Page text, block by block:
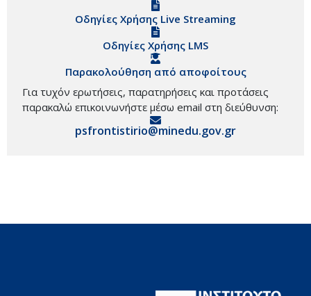
Οδηγίες Χρήσης Live Streaming
Οδηγίες Χρήσης LMS
Παρακολούθηση από αποφοίτους
Για τυχόν ερωτήσεις, παρατηρήσεις και προτάσεις
παρακαλώ επικοινωνήστε μέσω email στη διεύθυνση:
psfrontistirio@minedu.gov.gr